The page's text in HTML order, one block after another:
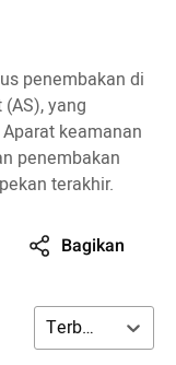
penembakan di
yang
keamanan
penembakan
terakhir.
Bagikan
Terbaru